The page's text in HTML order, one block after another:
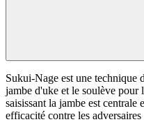
Sukui-Nage est une technique
jambe d'uke et le soulève pour
saisissant la jambe est centrale
efficacité contre les